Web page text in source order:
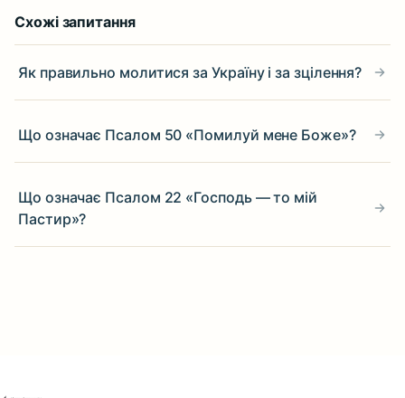
Схожі запитання
Як правильно молитися за Україну і за зцілення?
Що означає Псалом 50 «Помилуй мене Боже»?
Що означає Псалом 22 «Господь — то мій
Пастир»?